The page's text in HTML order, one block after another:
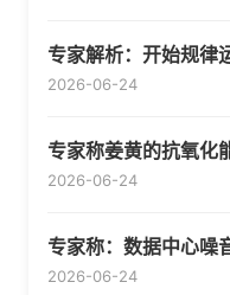
专家解析：开始规律
2026-06-24
专家称姜黄的抗氧化
2026-06-24
专家称：数据中心噪
2026-06-24